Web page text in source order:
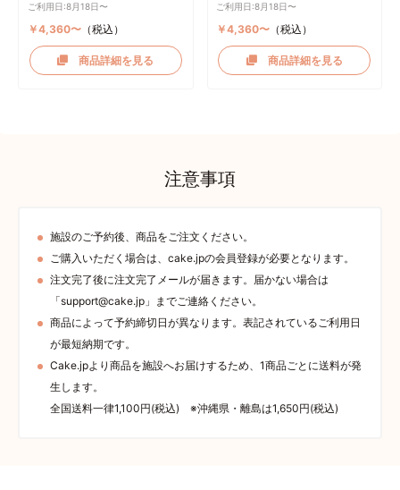
ご利用日:8月18日〜
￥4,360〜（税込）
商品詳細を見る
ご利用日:8月18日〜
￥4,360〜 （税込）
商品詳細を見る
注意事項
施設のご予約後、商品をご注文ください。
ご購入いただく場合は、cake.jpの会員登録が必要となります。
注文完了後に注文完了メールが届きます。届かない場合は
「support@cake.jp」までご連絡ください。
商品によって予約締切日が異なります。表記されているご利用日
が最短納期です。
Cake.jpより商品を施設へお届けするため、1商品ごとに送料が発
生します。
全国送料一律1,100円(税込) ※沖縄県・離島は1,650円(税込)